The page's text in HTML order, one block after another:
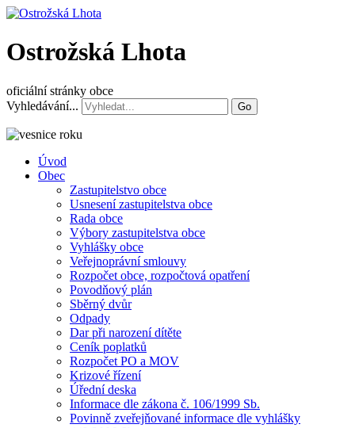
Ostrožská Lhota
oficiální stránky obce
Vyhledávání...
Go
Úvod
Obec
Zastupitelstvo obce
Usnesení zastupitelstva obce
Rada obce
Výbory zastupitelstva obce
Vyhlášky obce
Veřejnoprávní smlouvy
Rozpočet obce, rozpočtová opatření
Povodňový plán
Sběrný dvůr
Odpady
Dar při narození dítěte
Ceník poplatků
Rozpočet PO a MOV
Krizové řízení
Úřední deska
Informace dle zákona č. 106/1999 Sb.
Povinně zveřejňované informace dle vyhlášky